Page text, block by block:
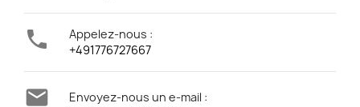

Appelez-nous :
+491776727667
 Envoyez-nous un e-mail :